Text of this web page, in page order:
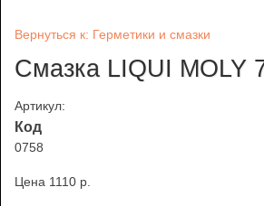
Вернуться к: Герметики и смазки
Смазка LIQUI MOLY
Артикул:
Код
0758
Цена 1110 p.